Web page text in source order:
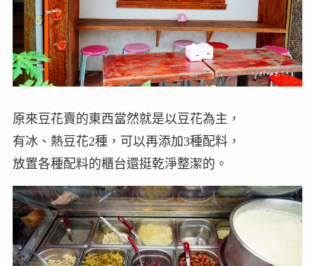
原來豆花賣的東西當然就是以豆花為主，
有冰、熱豆花2種，可以再添加3種配料，
放置各種配料的櫃台還挺乾淨整潔的。